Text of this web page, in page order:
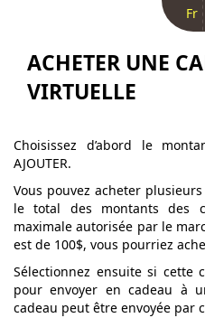
Fr
ACHETER UNE
VIRTUELLE
Choisissez d’abord le
AJOUTER.
Vous pouvez acheter
le total des montants des
maximale autorisée par le
est de 100$, vous pourriez
Sélectionnez ensuite si cette
pour envoyer en cadeau à
cadeau peut être envoyée par